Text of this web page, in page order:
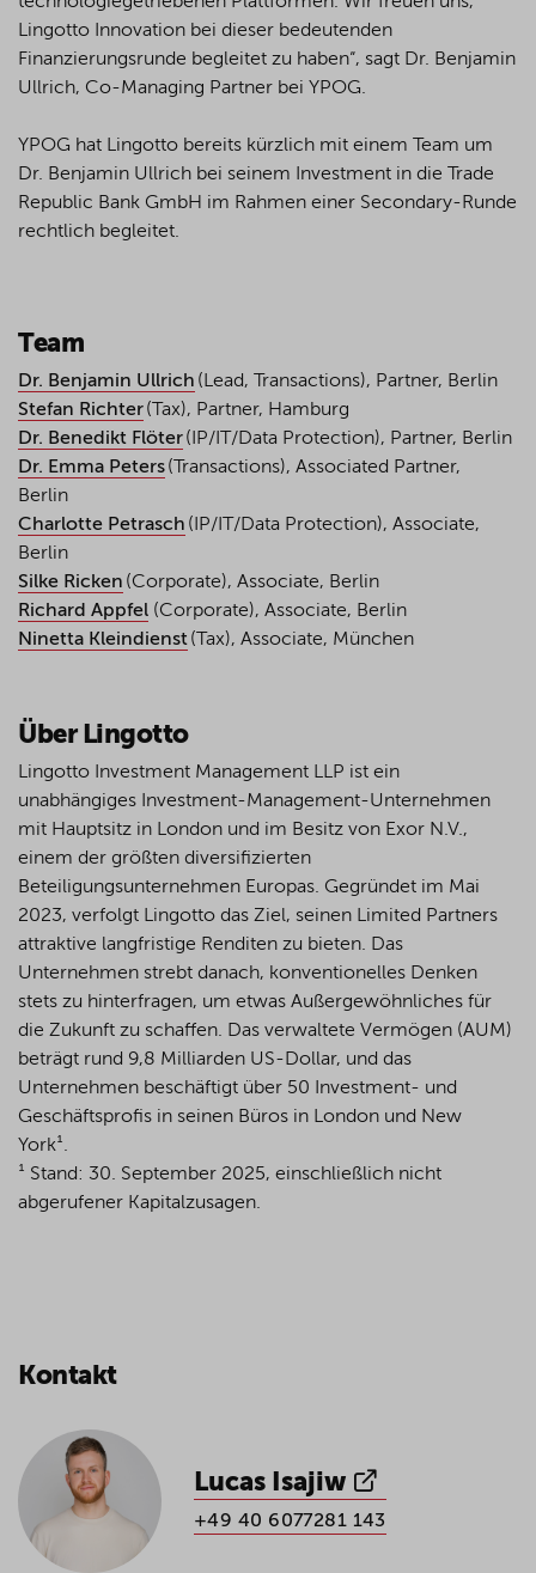
Lingotto Innovation bei dieser bedeutenden
Finanzierungsrunde begleitet zu haben“, sagt Dr. Benjamin
Ullrich, Co-Managing Partner bei YPOG.
YPOG hat Lingotto bereits kürzlich mit einem Team um
Dr. Benjamin Ullrich bei seinem Investment in die Trade
Republic Bank GmbH im Rahmen einer Secondary-Runde
rechtlich begleitet.
Team
Dr. Benjamin Ullrich (Lead, Transactions), Partner, Berlin
Stefan Richter(Tax), Partner, Hamburg
Dr. Benedikt Flöter(IP/IT/Data Protection), Partner, Berlin
Dr. Emma Peters(Transactions), Associated Partner,
Berlin
Charlotte Petrasch (IP/IT/Data Protection), Associate,
Berlin
Silke Ricken (Corporate), Associate, Berlin
Richard Appfel (Corporate), Associate, Berlin
Ninetta Kleindienst(Tax), Associate, München
Über Lingotto
Lingotto Investment Management LLP ist ein
unabhängiges Investment-Management-Unternehmen
mit Hauptsitz in London und im Besitz von Exor N.V.,
einem der größten diversifizierten
Beteiligungsunternehmen Europas. Gegründet im Mai
2023, verfolgt Lingotto das Ziel, seinen Limited Partners
attraktive langfristige Renditen zu bieten. Das
Unternehmen strebt danach, konventionelles Denken
stets zu hinterfragen, um etwas Außergewöhnliches für
die Zukunft zu schaffen. Das verwaltete Vermögen (AUM)
beträgt rund 9,8 Milliarden US-Dollar, und das
Unternehmen beschäftigt über 50 Investment- und
Geschäftsprofis in seinen Büros in London und New
York¹.
¹ Stand: 30. September 2025, einschließlich nicht
abgerufener Kapitalzusagen.
Kontakt
Lucas Isajiw
+49 40 6077281 143